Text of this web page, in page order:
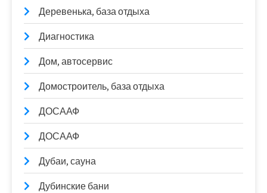
Деревенька, база отдыха
Диагностика
Дом, автосервис
Домостроитель, база отдыха
ДОСААФ
ДОСААФ
Дубаи, сауна
Дубинские бани